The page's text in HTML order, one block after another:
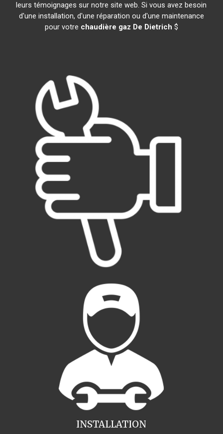
leurs témoignages sur notre site web. Si vous avez besoin
d'une installation, d'une réparation ou d'une maintenance
pour votre chaudière gaz De Dietrich $
INSTALLATION